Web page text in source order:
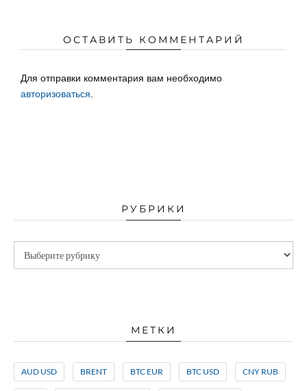
ОСТАВИТЬ КОММЕНТАРИЙ
Для отправки комментария вам необходимо
авторизоваться.
РУБРИКИ
МЕТКИ
AUD USD BRENT BTC EUR BTC USD CNY RUB